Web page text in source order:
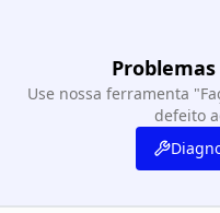
Use nossa ferramenta
defeito